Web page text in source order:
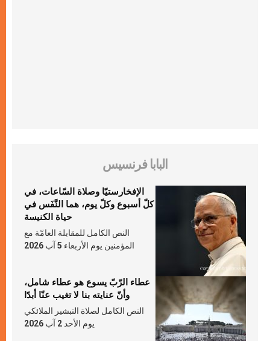
البابا فرنسيس
الإفخارستيّا وصلاة السّاعات، في
كلّ أسبوع وكلّ يوم، هما النَّفَس في
حياة الكنيسة
النص الكامل للمقابلة العامّة مع
المؤمنين يوم الأربعاء 5 آب 2026
عطاء الرّبّ يسوع هو عطاء شامل،
وأنّ عنايته بنا لا تغيب عنّا أبدًا
النص الكامل لصلاة التبشير الملائكي
يوم الأحد 2 آب 2026